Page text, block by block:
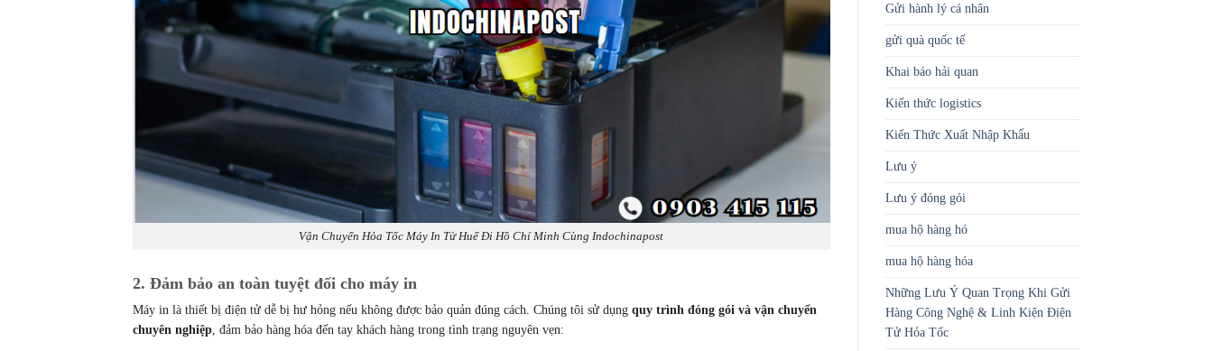
Vận Chuyển Hỏa Tốc Máy In Từ Huế Đi Hồ Chí Minh Cùng Indochinapost
2. Đảm bảo an toàn tuyệt đối cho máy in
Máy in là thiết bị điện tử dễ bị hư hỏng nếu không được bảo quản đúng cách. Chúng tôi sử dụng quy trình đóng gói và vận chuyển
chuyên nghiệp , đảm bảo hàng hóa đến tay khách hàng trong tình trạng nguyên vẹn:
Gửi hành lý cá nhân
gửi quà quốc tế
Khai báo hải quan
Kiến thức logistics
Kiến Thức Xuất Nhập Khẩu
Lưu ý
Lưu ý đóng gói
mua hộ hàng hó
mua hộ hàng hóa
Những Lưu Ý Quan Trọng Khi Gửi
Hàng Công Nghệ & Linh Kiện Điện
Tử Hỏa Tốc